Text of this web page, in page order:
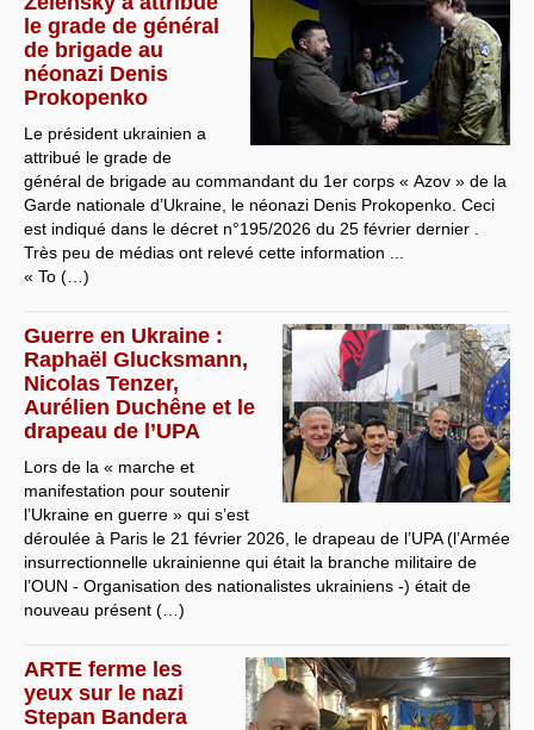
le grade de général
de brigade au
néonazi Denis
Prokopenko
Le président ukrainien a
attribué le grade de
général de brigade au commandant du 1er corps « Azov » de la
Garde nationale d’Ukraine, le néonazi Denis Prokopenko. Ceci
est indiqué dans le décret n°195/2026 du 25 février dernier .
Très peu de médias ont relevé cette information ...
« To (…)
Guerre en Ukraine :
Raphaël Glucksmann,
Nicolas Tenzer,
Aurélien Duchêne et le
drapeau de l’UPA
Lors de la « marche et
manifestation pour soutenir
l’Ukraine en guerre » qui s’est
déroulée à Paris le 21 février 2026, le drapeau de l’UPA (l’Armée
insurrectionnelle ukrainienne qui était la branche militaire de
l’OUN - Organisation des nationalistes ukrainiens -) était de
nouveau présent (…)
ARTE ferme les
yeux sur le nazi
Stepan Bandera